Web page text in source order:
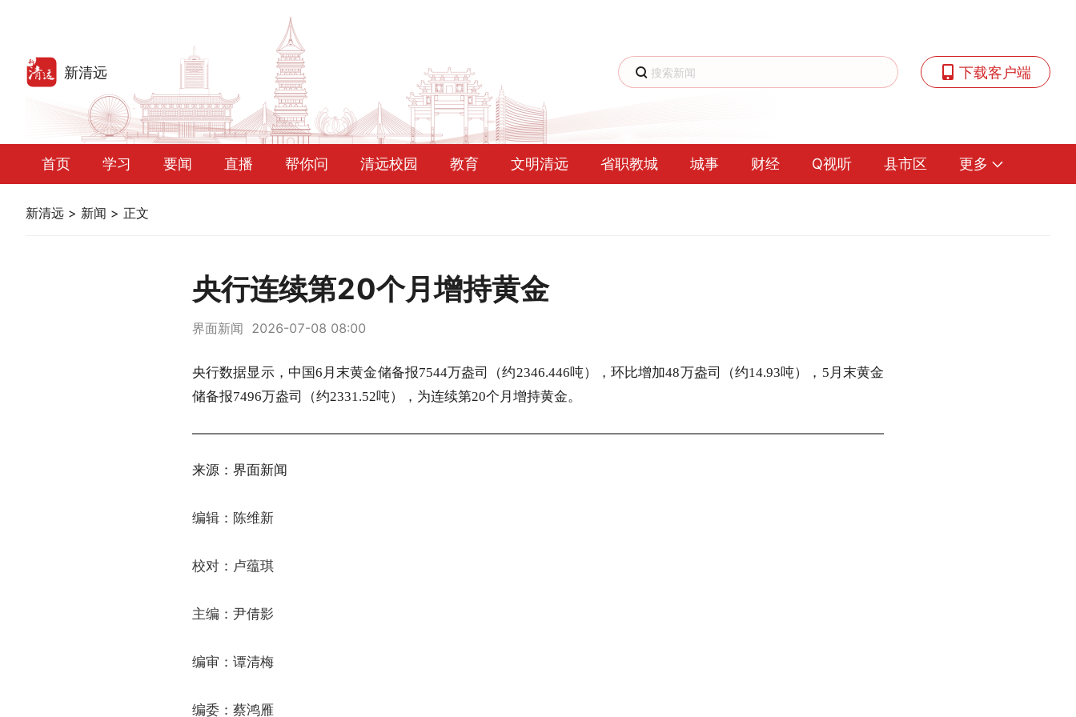
下载客户端
首页 学习 要闻 直播 帮你问 清远校园 教育 文明清远 省职教城 城事 财经 Q视听 县市区 更多
新清远 > 新闻 > 正文
央行连续第20个月增持黄金
界面新闻 2026-07-08 08:00
央行数据显示，中国6月末黄金储备报7544万盎司（约2346.446吨），环比增加48万盎司（约14.93吨），5月末黄金
储备报7496万盎司（约2331.52吨），为连续第20个月增持黄金。
来源：界面新闻
编辑： 陈维新
校对： 卢蕴琪
主编：尹倩影
编审：谭清梅
编委：蔡鸿雁